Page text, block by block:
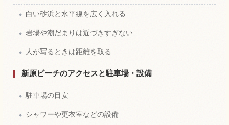
白い砂浜と水平線を広く入れる
岩場や潮だまりは近づきすぎない
人が写るときは距離を取る
新原ビーチのアクセスと駐車場・設備
駐車場の目安
シャワーや更衣室などの設備